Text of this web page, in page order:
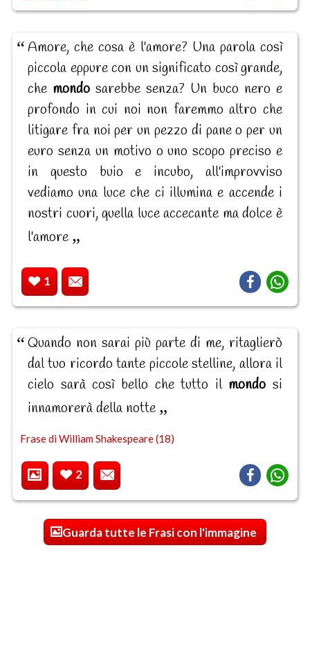
Amore, che cosa è l'amore? Una parola così
piccola eppure con un significato così grande,
che mondo sarebbe senza? Un buco nero e
profondo in cui noi non faremmo altro che
litigare fra noi per un pezzo di pane o per un
euro senza un motivo o uno scopo preciso e
in questo buio e incubo, all'improvviso
vediamo una luce che ci illumina e accende i
nostri cuori, quella luce accecante ma dolce è
l'amore
1
Quando non sarai più parte di me, ritaglierò
dal tuo ricordo tante piccole stelline, allora il
cielo sarà così bello che tutto il mondo si
innamorerà della notte
Frase di William Shakespeare (18)
2
Guarda tutte le Frasi con l'immagine